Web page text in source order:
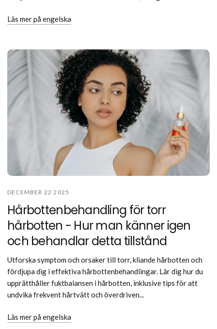
Läs mer på engelska
DECEMBER 22 2025
Hårbottenbehandling för torr
hårbotten - Hur man känner igen
och behandlar detta tillstånd
Utforska symptom och orsaker till torr, kliande hårbotten och
fördjupa dig i effektiva hårbottenbehandlingar. Lär dig hur du
upprätthåller fuktbalansen i hårbotten, inklusive tips för att
undvika frekvent hårtvätt och överdriven...
Läs mer på engelska